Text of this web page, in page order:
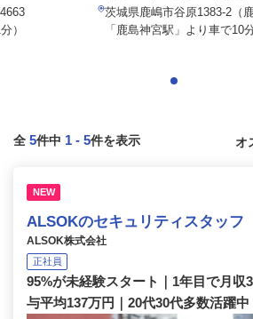
）
茨城県鹿嶋市谷原1383-2（
「鹿島神宮駅」より車で10分
全 5件中 1 - 5件を表示
NEW
ALSOKのセキュリティスタッフ
ALSOK株式会社
正社員
95%が未経験スタート｜1年目で月収
与平均137万円｜20代30代多数活躍中